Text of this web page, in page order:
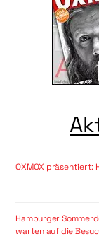
OXMOX präsentiert:
Hamburger
warten auf die